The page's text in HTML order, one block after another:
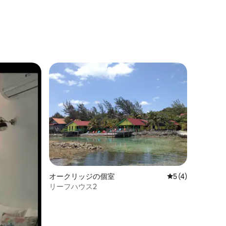
オークリッジの個室 レビュー4件、5
5 (4)
リーフハウス2